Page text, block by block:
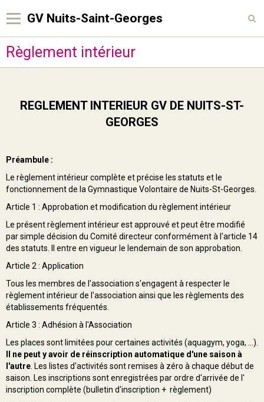
GV Nuits-Saint-Georges
Accueil
Contact
News sais. 2025-2026
Sponsors
Mentions légales
Règlement intérieur
REGLEMENT INTERIEUR GV DE NUITS-ST-
GEORGES
Préambule :
Le règlement intérieur complète et précise les statuts et le
fonctionnement de la Gymnastique Volontaire de Nuits-St-Georges.
Article 1 : Approbation et modification du règlement intérieur
Le présent règlement intérieur est approuvé et peut être modifié
par simple décision du Comité directeur conformément à l'article 14
des statuts. Il entre en vigueur le lendemain de son approbation.
Article 2 : Application
Tous les membres de l'association s'engagent à respecter le
règlement intérieur de l'association ainsi que les règlements des
établissements fréquentés.
Article 3 : Adhésion à l'Association
Les places sont limitées pour certaines activités (aquagym, yoga, ...).
Il ne peut y avoir de réinscription automatique d'une saison à
l'autre . Les listes d'activités sont remises à zéro à chaque début de
saison. Les inscriptions sont enregistrées par ordre d'arrivée de l'
inscription complète (bulletin d'inscription + règlement)